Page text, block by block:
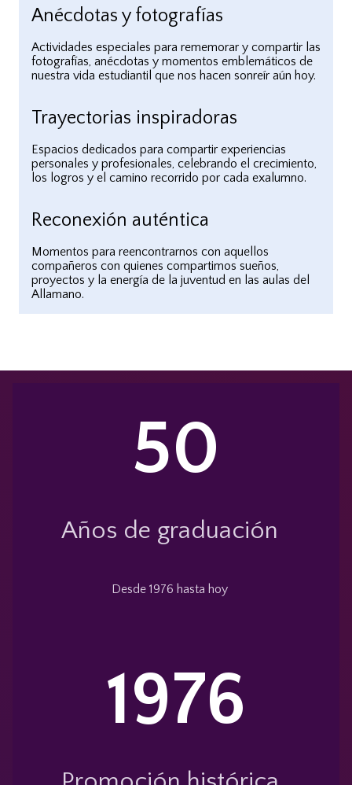
Anécdotas y fotografías
Actividades especiales para rememorar y compartir las
fotografías, anécdotas y momentos emblemáticos de
nuestra vida estudiantil que nos hacen sonreír aún hoy.
Trayectorias inspiradoras
Espacios dedicados para compartir experiencias
personales y profesionales, celebrando el crecimiento,
los logros y el camino recorrido por cada exalumno.
Reconexión auténtica
Momentos para reencontrarnos con aquellos
compañeros con quienes compartimos sueños,
proyectos y la energía de la juventud en las aulas del
Allamano.
50
Años de graduación
Desde 1976 hasta hoy
1976